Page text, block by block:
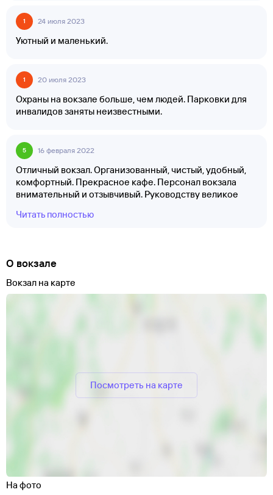
1 24 июля 2023
Уютный и маленький.
1 20 июля 2023
Охраны на вокзале больше, чем людей. Парковки для
инвалидов заняты неизвестными.
5 16 февраля 2022
Отличный вокзал. Организованный, чистый, удобный,
комфортный. Прекрасное кафе. Персонал вокзала
внимательный и отзывчивый. Руководству великое
Читать полностью
О вокзале
Вокзал на карте
Посмотреть на карте
На фото